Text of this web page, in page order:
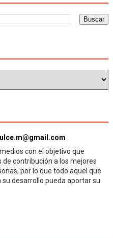
con el objetivo que
de contribución a los mejores
por lo que todo aquel que
desarrollo pueda aportar su